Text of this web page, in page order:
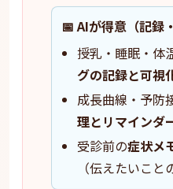
📅 AIが得意（記録
授乳・睡眠・体
グの記録と可視
成長曲線・予防
理とリマインダ
受診前の症状メ
（伝えたいこと